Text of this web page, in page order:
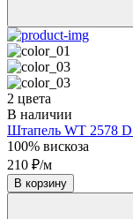
2 цвета
В наличии
Штапель WT 2578
100% вискоза
210 ₽/м
В корзину